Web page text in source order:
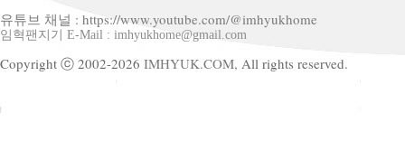
유튜브 채널 : https://www.youtube.com/@imhyukhome
임혁팬지기 E-Mail : imhyukhome@gmail.com
Copyright ⓒ 2002-2026 IMHYUK.COM, All rights reserved.